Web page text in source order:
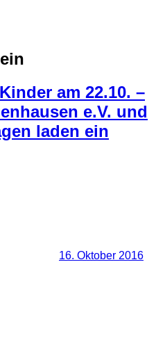
am 22.10. –
e.V. und
laden ein
16. Oktober 2016